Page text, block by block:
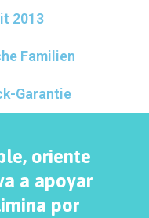
2013
Familien
Garantie
oriente
a apoyar
por